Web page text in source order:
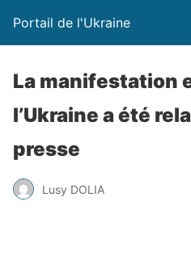
Portail de l'Ukraine
La manifestation
l’Ukraine a été
presse
Lusy DOLIA